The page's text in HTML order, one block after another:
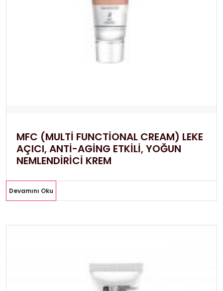
MFC (MULTİ FUNCTİONAL CREAM) LEKE
AÇICI, ANTİ-AGİNG ETKİLİ, YOĞUN
NEMLENDİRİCİ KREM
Devamını Oku